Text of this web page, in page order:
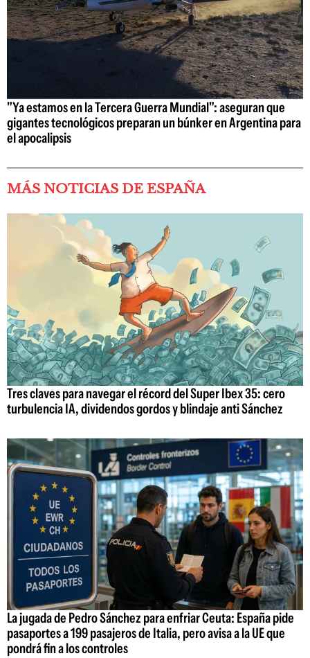
"Ya estamos en la Tercera Guerra Mundial": aseguran que
gigantes tecnológicos preparan un búnker en Argentina para
el apocalipsis
MÁS NOTICIAS DE ESPAÑA
Tres claves para navegar el récord del Super Ibex 35: cero
turbulencia IA, dividendos gordos y blindaje anti Sánchez
La jugada de Pedro Sánchez para enfriar Ceuta: España pide
pasaportes a 199 pasajeros de Italia, pero avisa a la UE que
pondrá fin a los controles